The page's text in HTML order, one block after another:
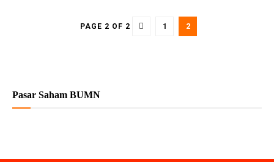
PAGE 2 OF 2 1 2
Pasar Saham BUMN